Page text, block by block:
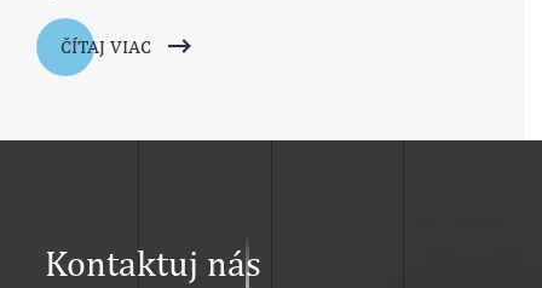
ČÍTAJ VIAC
Kontaktuj nás